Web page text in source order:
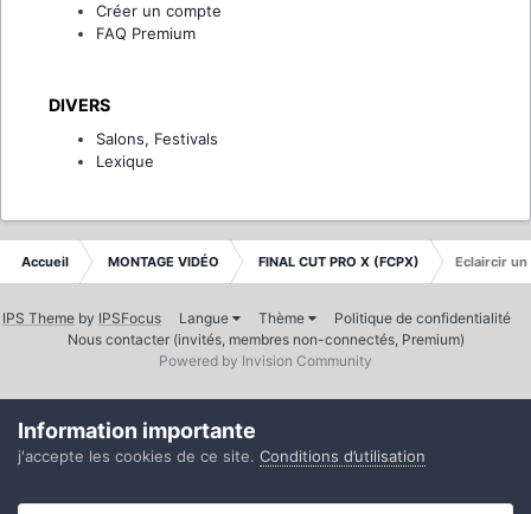
Créer un compte
FAQ Premium
DIVERS
Salons, Festivals
Lexique
Accueil MONTAGE VIDÉO FINAL CUT PRO X (FCPX) Eclaircir un
IPS Theme by IPSFocus Langue Thème
Politique de confidentialité
Nous contacter (invités, membres non-connectés, Premium)
Powered by Invision Community
Information importante
j'accepte les cookies de ce site. Conditions d’utilisation